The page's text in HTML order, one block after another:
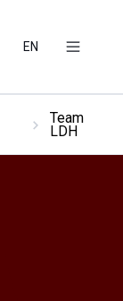
EN
Team
LDH